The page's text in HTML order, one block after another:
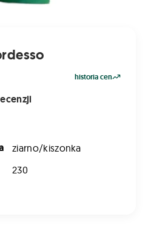
historia cen
ziarno/kiszonka
230